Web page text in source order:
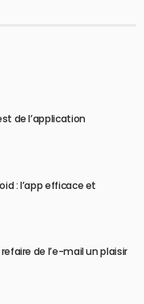
de l’application
: l’app efficace et
de l’e-mail un plaisir